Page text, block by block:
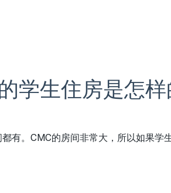
学生住房是怎
有。CMC的房间非常大，所以如果